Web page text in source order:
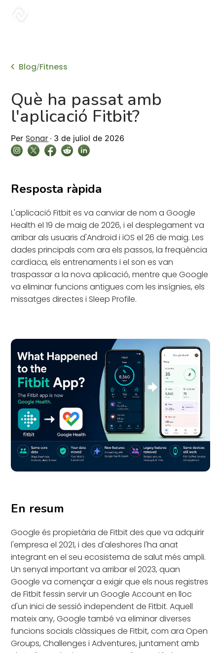
Blog/Fitness
Què ha passat amb
l'aplicació Fitbit?
Per Sonar 3 de juliol de 2026
Resposta ràpida
L'aplicació Fitbit es va canviar de nom a Google
Health el 19 de maig de 2026, i el desplegament va
arribar als usuaris d'Android i iOS el 26 de maig. Les
dades principals com ara els passos, la freqüència
cardíaca, els entrenaments i el son es van
traspassar a la nova aplicació, mentre que Google
va eliminar funcions antigues com les insígnies, els
missatges directes i Sleep Profile.
En resum
Google és propietària de Fitbit des que va adquirir
l'empresa el 2021, i des d'aleshores l'ha anat
integrant en el seu ecosistema de salut més ampli.
Un senyal important va arribar el 2023, quan
Google va començar a exigir que els nous registres
de Fitbit fessin servir un Google Account en lloc
d'un inici de sessió independent de Fitbit. Aquell
mateix any, Google també va eliminar diverses
funcions socials clàssiques de Fitbit, com ara Open
Groups, Challenges i Adventures, juntament amb